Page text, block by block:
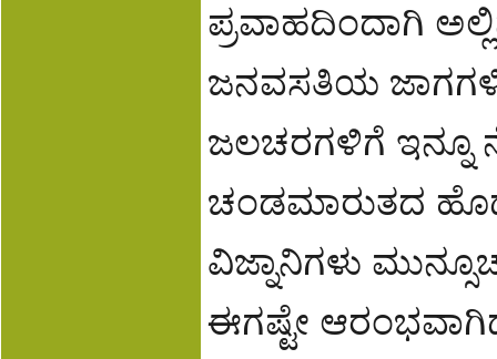
ಪ್ರವಾಹದಿಂದಾಗಿ
ಜನವಸತಿಯ
ಜಲಚರಗಳಿಗೆ ಇನ್ನೂ
ಚಂಡಮಾರುತದ
ವಿಜ್ನಾನಿಗಳು
ಈಗಷ್ಟೇ